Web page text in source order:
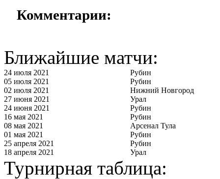
Комментарии:
Ближайшие матчи:
24 июля 2021
Рубин
05 июля 2021
Рубин
02 июля 2021
Нижний Новгород
27 июня 2021
Урал
24 июня 2021
Рубин
16 мая 2021
Рубин
08 мая 2021
Арсенал Тула
01 мая 2021
Рубин
25 апреля 2021
Рубин
18 апреля 2021
Урал
Турнирная таблица: